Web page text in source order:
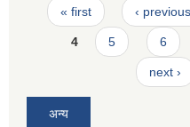
Pages
« first ‹ previous
4 5 6
next ›
अन्य